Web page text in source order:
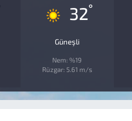
32°
Güneşli
Nem: %19
Rüzgar: 5.61 m/s